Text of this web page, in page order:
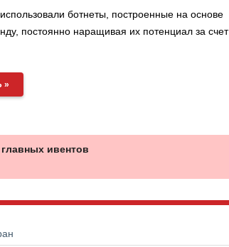
ботнеты, построенные на основе
постоянно наращивая их потенциал за счет
»
ивентов